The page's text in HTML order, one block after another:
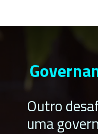
Outro
uma